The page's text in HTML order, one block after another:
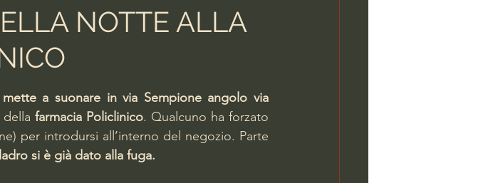
NOTTE ALLA
a suonare in via Sempione angolo via
della farmacia Policlinico. Qualcuno ha forzato
per introdursi all’interno del negozio. Parte
si è già dato alla fuga.